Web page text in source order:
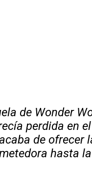
de Wonder
perdida en
de ofrecer
hasta